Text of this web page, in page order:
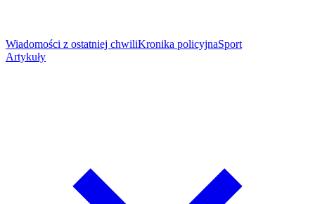
Wiadomości z ostatniej chwiliKronika policyjnaSport
Artykuły